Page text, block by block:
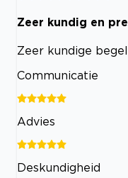
Zeer kundig en
Zeer kundige
Communicatie
Advies
Deskundigheid